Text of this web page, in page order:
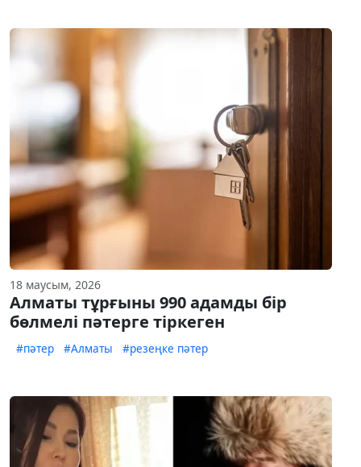
18 маусым, 2026
Алматы тұрғыны 990 адамды бір
бөлмелі пәтерге тіркеген
#пәтер #Алматы #резеңке пәтер